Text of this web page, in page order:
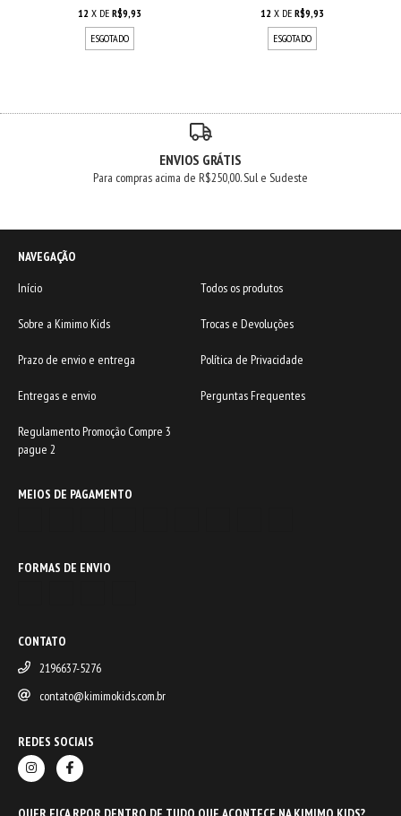
12 X DE R$9,93
ESGOTADO
12 X DE R$9,93
ESGOTADO
ENVIOS GRÁTIS
Para compras acima de R$250,00. Sul e Sudeste
NAVEGAÇÃO
Início
Todos os produtos
Sobre a Kimimo Kids Trocas e Devoluções
Prazo de envio e entrega Política de Privacidade
Entregas e envio Perguntas Frequentes
Regulamento Promoção Compre 3
pague 2
MEIOS DE PAGAMENTO
FORMAS DE ENVIO
CONTATO
2196637-5276
contato@kimimokids.com.br
REDES SOCIAIS